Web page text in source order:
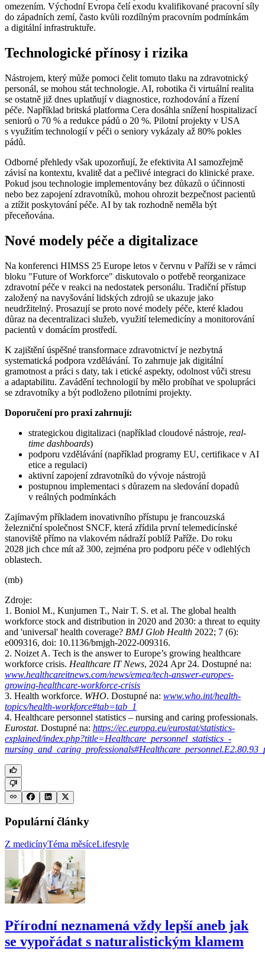
omezením. Východní Evropa čelí exodu kvalifikované pracovní síly
do západních zemí, často kvůli rozdílným pracovním podmínkám
a digitální infrastruktuře.
Technologické přínosy i rizika
Nástrojem, který může pomoci čelit tomuto tlaku na zdravotnický
personál, se mohou stát technologie. AI, robotika či virtuální realita
se ostatně již dnes uplatňují v diagnostice, rozhodování a řízení
péče. Například britská platforma Cera dosáhla snížení hospitalizací
seniorů o 70 % a redukce pádů o 20 %. Pilotní projekty v USA
s využitím technologií v péči o seniory vykázaly až 80% pokles
pádů.
Odborné přehledy však upozorňují, že efektivita AI samozřejmě
závisí na kontextu, kvalitě dat a pečlivé integraci do klinické praxe.
Pokud jsou technologie implementovány bez důkazů o účinnosti
nebo bez zapojení zdravotníků, mohou ohrozit bezpečnost pacientů
a ztížit poskytování péče. AI by tak rozhodně neměla být
přeceňována.
Nové modely péče a digitalizace
Na konferenci HIMSS 25 Europe letos v červnu v Paříži se v rámci
bloku "Future of Workforce" diskutovalo o potřebě reorganizace
zdravotní péče v reakci na nedostatek personálu. Tradiční přístup
založený na navyšování lidských zdrojů se ukazuje jako
neudržitelný. Prosazují se proto nové modely péče, které kladou
důraz na decentralizaci služeb, využití telemedicíny a monitorování
pacientů v domácím prostředí.
K zajištění úspěšné transformace zdravotnictví je nezbytná
systematická podpora vzdělávání. To zahrnuje jak digitální
gramotnost a práci s daty, tak i etické aspekty, odolnost vůči stresu
a adaptabilitu. Zavádění technologií by mělo probíhat ve spolupráci
se zdravotníky a být podloženo pilotními projekty.
Doporučení pro praxi zahrnují:
strategickou digitalizaci (například cloudové nástroje, real-
time dashboards)
podporu vzdělávání (například programy EU, certifikace v AI
etice a regulaci)
aktivní zapojení zdravotníků do vývoje nástrojů
postupnou implementaci s důrazem na sledování dopadů
v reálných podmínkách
Zajímavým příkladem inovativního přístupu je francouzská
železniční společnost SNCF, která zřídila první telemedicínské
stanoviště přímo na vlakovém nádraží poblíž Paříže. Do roku
2028 jich chce mít až 300, zejména pro podporu péče v odlehlých
oblastech.
(mb)
Zdroje:
1. Boniol M., Kunjumen T., Nair T. S. et al. The global health
workforce stock and distribution in 2020 and 2030: a threat to equity
and 'universal' health coverage? BMJ Glob Health 2022; 7 (6):
e009316, doi: 10.1136/bmjgh-2022-009316.
2. Noizet A. Tech is the answer to Europe’s growing healthcare
workforce crisis. Healthcare IT News, 2024 Apr 24. Dostupné na:
www.healthcareitnews.com/news/emea/tech-answer-europes-
growing-healthcare-workforce-crisis
3. Health workforce. WHO. Dostupné na: www.who.int/health-
topics/health-workforce#tab=tab_1
4. Healthcare personnel statistics –⁠ nursing and caring professionals.
Eurostat. Dostupné na: https://ec.europa.eu/eurostat/statistics-
explained/index.php?title=Healthcare_personnel_statistics_-
Populární články
Z medicínyTéma měsíceLifestyle
Přírodní neznamená vždy lepší aneb jak
se vypořádat s naturalistickým klamem